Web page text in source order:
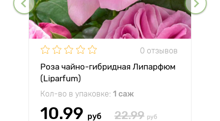
0 отзывов
Роза чайно-гибридная Липарфюм
(Liparfum)
Кол-во в упаковке: 1 саж
10.99 руб 22.99 руб